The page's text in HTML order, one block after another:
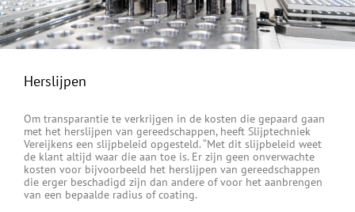
Herslijpen
Om transparantie te verkrijgen in de kosten die gepaard gaan
met het herslijpen van gereedschappen, heeft Slijptechniek
Vereijkens een slijpbeleid opgesteld. “Met dit slijpbeleid weet
de klant altijd waar die aan toe is. Er zijn geen onverwachte
kosten voor bijvoorbeeld het herslijpen van gereedschappen
die erger beschadigd zijn dan andere of voor het aanbrengen
van een bepaalde radius of coating.